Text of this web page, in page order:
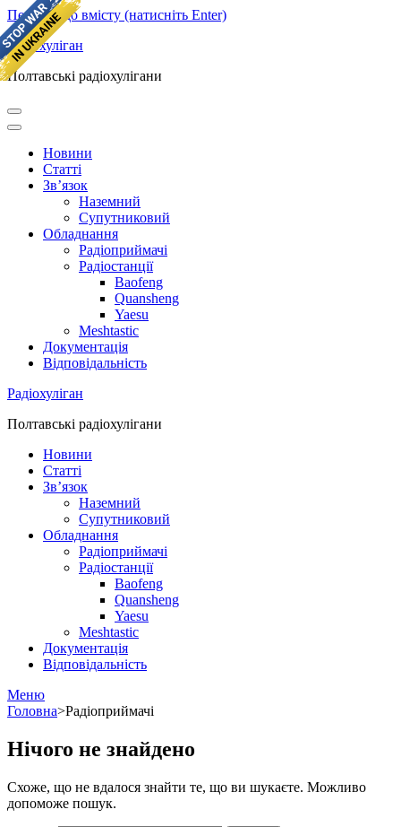
Перейти до вмісту (натисніть Enter)
Радіохуліган
Полтавські радіохулігани
Новини
Статті
Зв’язок
Наземний
Супутниковий
Обладнання
Радіоприймачі
Радіостанції
Baofeng
Quansheng
Yaesu
Meshtastic
Документація
Відповідальність
Радіохуліган
Полтавські радіохулігани
Новини
Статті
Зв’язок
Наземний
Супутниковий
Обладнання
Радіоприймачі
Радіостанції
Baofeng
Quansheng
Yaesu
Meshtastic
Документація
Відповідальність
Меню
Головна>Радіоприймачі
Нічого не знайдено
Схоже, що не вдалося знайти те, що ви шукаєте. Можливо
допоможе пошук.